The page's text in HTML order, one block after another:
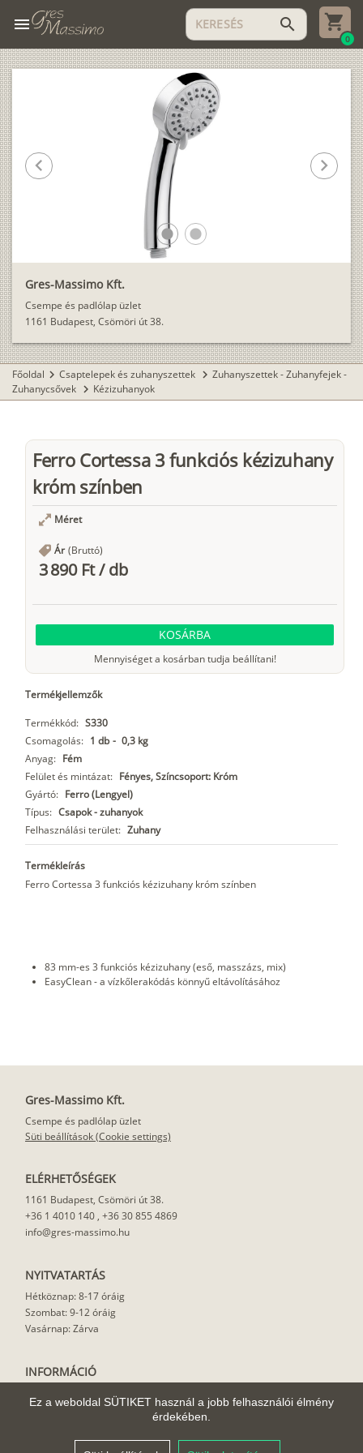
Ez a weboldal SÜTIKET használ a jobb felhasználói élmény
érdekében.
menu search
0
Gres-Massimo Kft.
Csempe és padlólap üzlet
1161 Budapest, Csömöri út 38.
lens lens
chevron_left chevron_right
Főoldal chevron_right Csaptelepek és zuhanyszettek chevron_right Zuhanyszettek - Zuhanyfejek -
Zuhanycsővek chevron_right Kézizuhanyok
Ferro Cortessa 3 funkciós kézizuhany
króm színben
Méret
Ár (Bruttó)
3 890 Ft/db
KOSÁRBA
Mennyiséget a kosárban tudja beállítani!
Termékjellemzők
Termékkód: S330
Csomagolás: 1 db - 0,3 kg
Anyag: Fém
Felület és mintázat: Fényes, Színcsoport: Króm
Gyártó: Ferro (Lengyel)
Típus: Csapok - zuhanyok
Felhasználási terület: Zuhany
Termékleírás
Ferro Cortessa 3 funkciós kézizuhany króm színben
83 mm-es 3 funkciós kézizuhany (eső, masszázs, mix)
EasyClean - a vízkőlerakódás könnyű eltávolításához
Gres-Massimo Kft.
Csempe és padlólap üzlet
Süti beállítások (Cookie settings)
ELÉRHETŐSÉGEK
1161 Budapest, Csömöri út 38.
+36 1 4010 140, +36 30 855 4869
info@gres-massimo.hu
NYITVATARTÁS
Hétköznap: 8-17 óráig
Szombat: 9-12 óráig
Vasárnap: Zárva
INFORMÁCIÓ
Felhasználási javaslat